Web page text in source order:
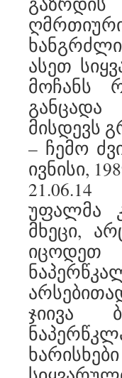
ასეთ
მოჩანს
მისდევს
– ჩემო
ივნისი,
21.06.14
უფალმა
მხეცი,
ჯიივა